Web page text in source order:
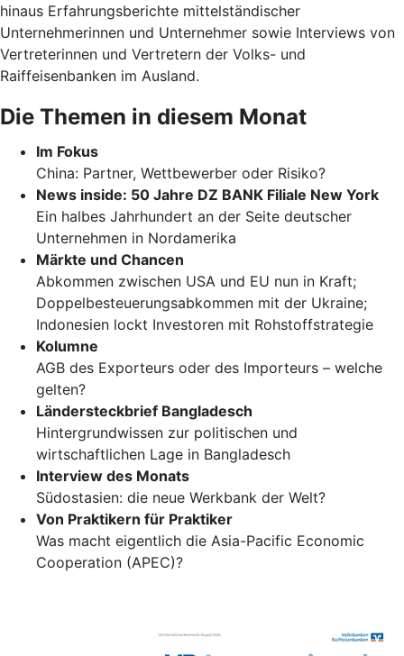
hinaus Erfahrungsberichte mittelständischer
Unternehmerinnen und Unternehmer sowie Interviews von
Vertreterinnen und Vertretern der Volks- und
Raiffeisenbanken im Ausland.
Die Themen in diesem Monat
Im Fokus
China: Partner, Wettbewerber oder Risiko?
News inside: 50 Jahre DZ BANK Filiale New York
Ein halbes Jahrhundert an der Seite deutscher
Unternehmen in Nordamerika
Märkte und Chancen
Abkommen zwischen USA und EU nun in Kraft;
Doppelbesteuerungsabkommen mit der Ukraine;
Indonesien lockt Investoren mit Rohstoffstrategie
Kolumne
AGB des Exporteurs oder des Importeurs – welche
gelten?
Ländersteckbrief Bangladesch
Hintergrundwissen zur politischen und
wirtschaftlichen Lage in Bangladesch
Interview des Monats
Südostasien: die neue Werkbank der Welt?
Von Praktikern für Praktiker
Was macht eigentlich die Asia-Pacific Economic
Cooperation (APEC)?